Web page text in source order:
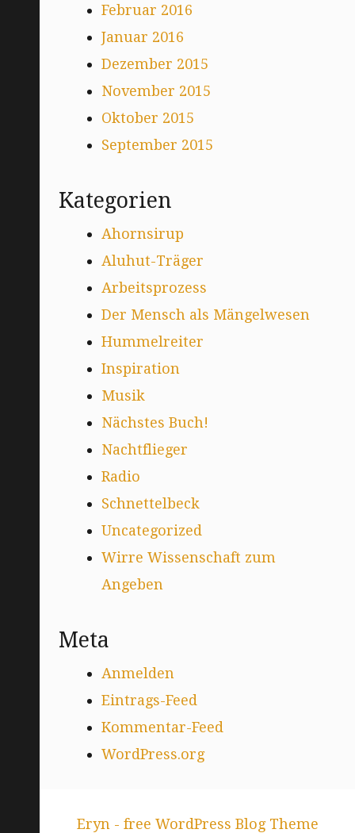
Februar 2016
Januar 2016
Dezember 2015
November 2015
Oktober 2015
September 2015
Kategorien
Ahornsirup
Aluhut-Träger
Arbeitsprozess
Der Mensch als Mängelwesen
Hummelreiter
Inspiration
Musik
Nächstes Buch!
Nachtflieger
Radio
Schnettelbeck
Uncategorized
Wirre Wissenschaft zum
Angeben
Meta
Anmelden
Eintrags-Feed
Kommentar-Feed
WordPress.org
Eryn - free WordPress Blog Theme